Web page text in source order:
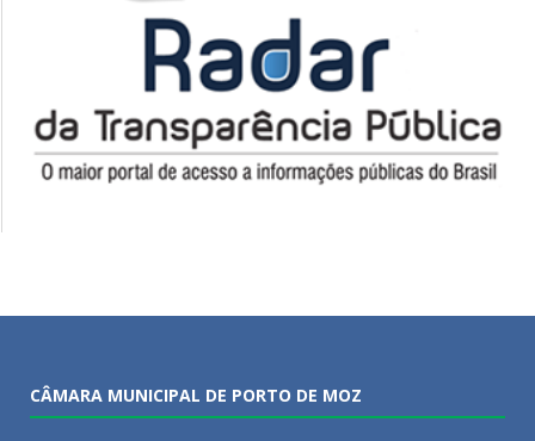
CÂMARA MUNICIPAL DE PORTO DE MOZ